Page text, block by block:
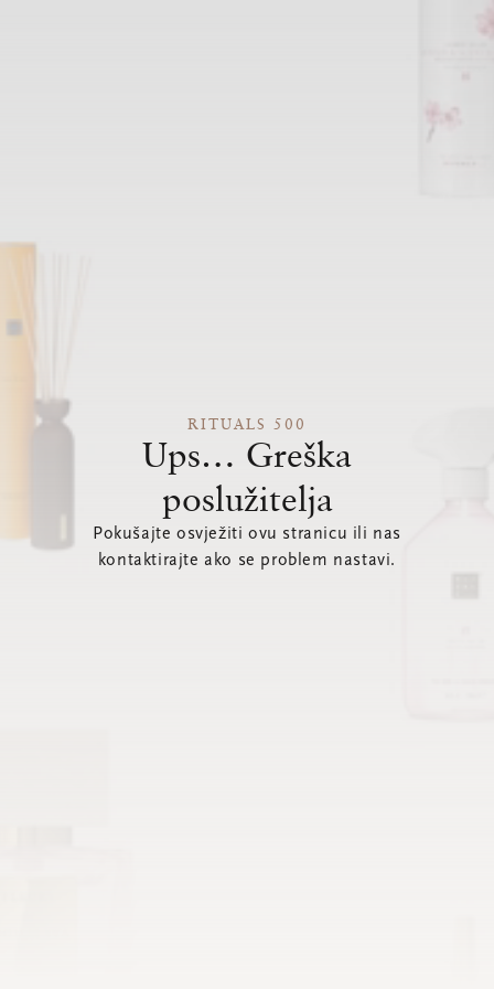
RITUALS 500
Ups… Greška
poslužitelja
Pokušajte osvježiti ovu stranicu ili nas
kontaktirajte ako se problem nastavi.